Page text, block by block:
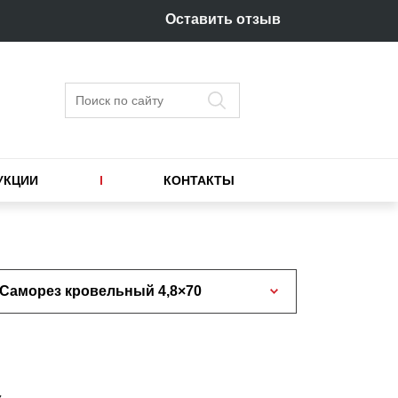
Оставить отзыв
Поиск
КОНТАКТЫ
Саморез кровельный 4,8×70